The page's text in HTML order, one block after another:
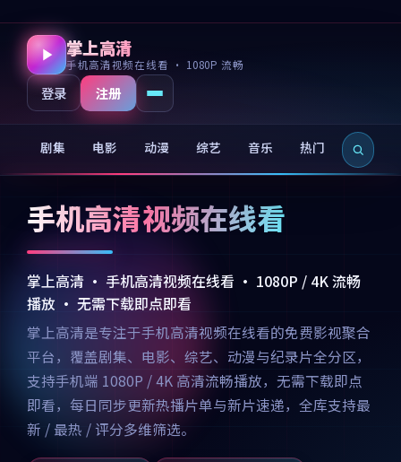
掌上高清
手机高清视频在线看 · 1080P 流畅
登录 注册
剧集 电影 动漫 综艺 音乐 热门 新片
手机高清视频在线看
掌上高清 · 手机高清视频在线看 · 1080P / 4K 流畅
播放 · 无需下载即点即看
掌上高清是专注于手机高清视频在线看的免费影视聚合
平台，覆盖剧集、电影、综艺、动漫与纪录片全分区，
支持手机端 1080P / 4K 高清流畅播放，无需下载即点
即看，每日同步更新热播片单与新片速递，全库支持最
新 / 最热 / 评分多维筛选。